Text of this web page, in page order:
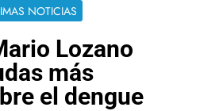
NOTICIAS
Lozano
más
el dengue